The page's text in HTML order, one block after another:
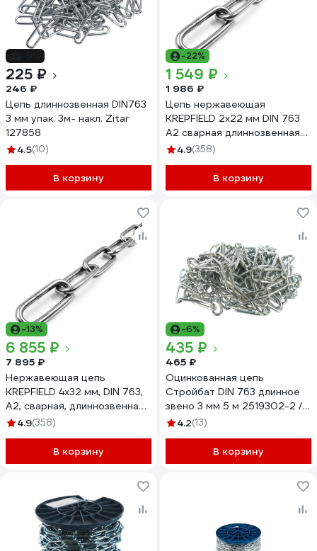
225 ₽
246 ₽
Цепь длиннозвенная DIN763
3 мм упак. 3м- накл. Zitar
127858
4.5(10)
В корзину
-22%
1 549 ₽
1 986 ₽
Цепь нержавеющая
KREPFIELD 2x22 мм DIN 763
А2 сварная длиннозвенная
10 метров
4.9(358)
В корзину
-13%
6 855 ₽
7 895 ₽
Нержавеющая цепь
KREPFIELD 4x32 мм, DIN 763,
А2, сварная, длиннозвенная,
10 м 763А2ЦЕПЬ4ММ-10
4.9(358)
В корзину
-6%
435 ₽
465 ₽
Оцинкованная цепь
Стройбат DIN 763 длинное
звено 3 мм 5 м 2519302-2 /
261620
4.2(13)
В корзину